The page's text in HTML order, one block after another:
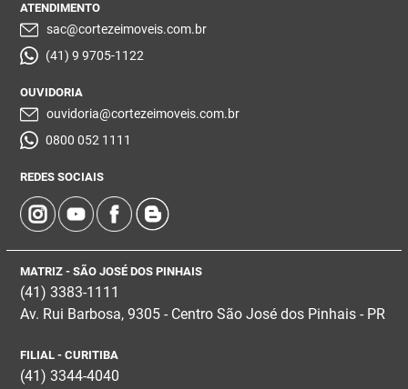
ATENDIMENTO
sac@cortezeimoveis.com.br
(41) 9 9705-1122
OUVIDORIA
ouvidoria@cortezeimoveis.com.br
0800 052 1111
REDES SOCIAIS
MATRIZ - SÃO JOSÉ DOS PINHAIS
(41) 3383-1111
Av. Rui Barbosa, 9305 - Centro São José dos Pinhais - PR
FILIAL - CURITIBA
(41) 3344-4040